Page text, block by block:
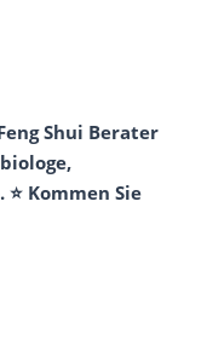
Shui Berater
Kommen Sie